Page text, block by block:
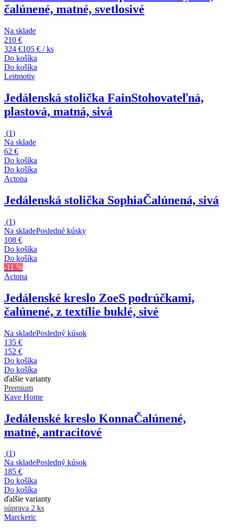
čalúnené, matné, svetlosivé
Na sklade
210 €
324 €105 € / ks
Do košíka
Do košíka
Leitmotiv
Jedálenská stolička FainStohovateľná,
plastová, matná, sivá
(1)
Na sklade
62 €
Do košíka
Do košíka
Actona
Jedálenská stolička SophiaČalúnená, sivá
(1)
Na skladePosledné kúsky
108 €
Do košíka
Do košíka
-11 %
Actona
Jedálenské kreslo ZoeS podrúčkami,
čalúnené, z textílie buklé, sivé
Na skladePosledný kúsok
135 €
152 €
Do košíka
Do košíka
ďalšie varianty
Premium
Kave Home
Jedálenské kreslo KonnaČalúnené,
matné, antracitové
(1)
Na skladePosledný kúsok
185 €
Do košíka
Do košíka
ďalšie varianty
súprava 2 ks
Marckeric